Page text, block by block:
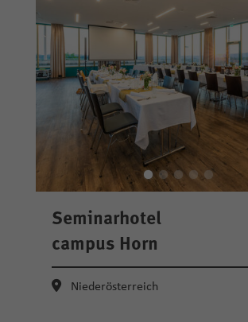
Seminarhotel
campus Horn
Niederösterreich